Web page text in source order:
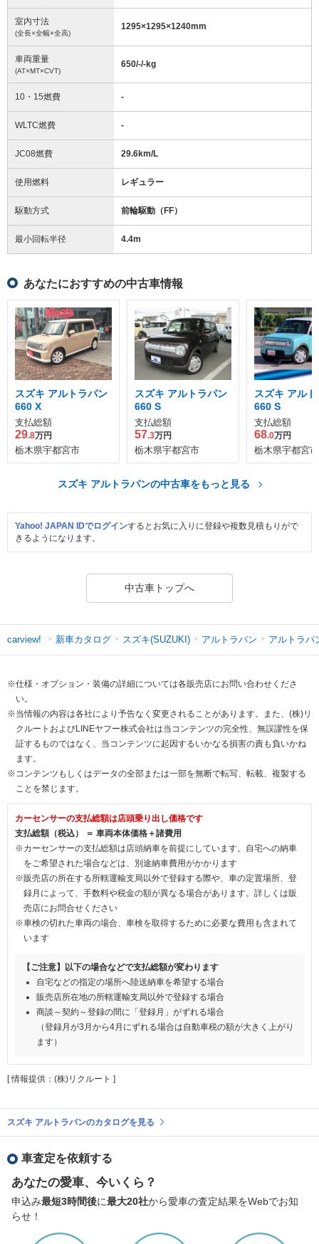
室内寸法
(全長×全幅×全高)
1295×1295×1240mm
車両重量
(AT×MT×CVT)
650/-/-kg
10・15燃費 -
WLTC燃費 -
JC08燃費 29.6km/L
使用燃料 レギュラー
駆動方式 前輪駆動（FF）
最小回転半径 4.4m
あなたにおすすめの中古車情報
スズキ アルトラパン
660 X
支払総額
29.8万円
栃木県宇都宮市
スズキ アルトラパン
660 S
支払総額
57.3万円
栃木県宇都宮市
スズキ アル
660 S
支払総額
68.0万円
栃木県宇都宮市
スズキ アルトラパンの中古車をもっと見る
Yahoo! JAPAN IDでログインするとお気に入りに登録や複数見積もりがで
きるようになります。
中古車トップへ
carview! 新車カタログ スズキ(SUZUKI) アルトラパン アルトラパ
※仕様・オプション・装備の詳細については各販売店にお問い合わせくださ
い。
※当情報の内容は各社により予告なく変更されることがあります。また、(株)リ
クルートおよびLINEヤフー株式会社は当コンテンツの完全性、無誤謬性を保
証するものではなく、当コンテンツに起因するいかなる損害の責も負いかね
ます。
※コンテンツもしくはデータの全部または一部を無断で転写、転載、複製する
ことを禁じます。
カーセンサーの支払総額は店頭乗り出し価格です
支払総額（税込） ＝ 車両本体価格＋諸費用
※カーセンサーの支払総額は店頭納車を前提にしています。自宅への納車
をご希望された場合などは、別途納車費用がかかります
※販売店の所在する所轄運輸支局以外で登録する際や、車の定置場所、登
録月によって、手数料や税金の額が異なる場合があります。詳しくは販
売店にお問合せください
※車検の切れた車両の場合、車検を取得するために必要な費用も含まれて
います
【ご注意】以下の場合などで支払総額が変わります
自宅などの指定の場所へ陸送納車を希望する場合
販売店所在地の所轄運輸支局以外で登録する場合
商談～契約～登録の間に「登録月」がずれる場合
（登録月が3月から4月にずれる場合は自動車税の額が大きく上がり
ます）
[ 情報提供：(株)リクルート ]
スズキ アルトラパンのカタログを見る
車査定を依頼する
あなたの愛車、今いくら？
申込み最短3時間後に最大20社から愛車の査定結果をWebでお知
らせ！